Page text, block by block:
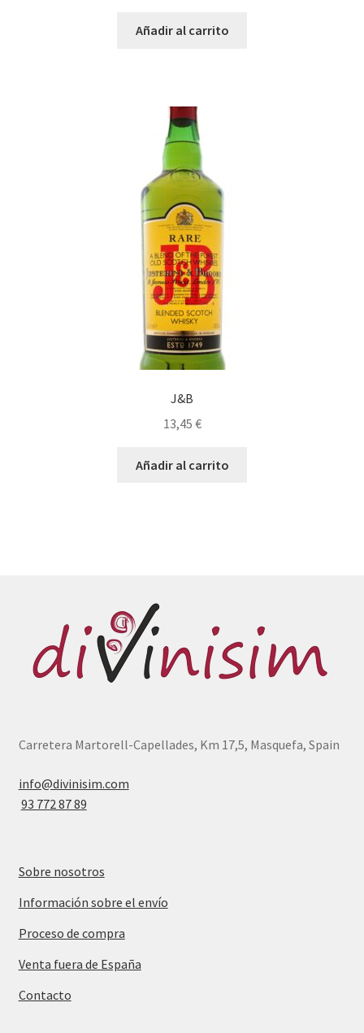
Añadir al carrito
J&B
13,45 €
Añadir al carrito
Carretera Martorell-Capellades, Km 17,5, Masquefa, Spain
info@divinisim.com
93 772 87 89
Sobre nosotros
Información sobre el envío
Proceso de compra
Venta fuera de España
Contacto